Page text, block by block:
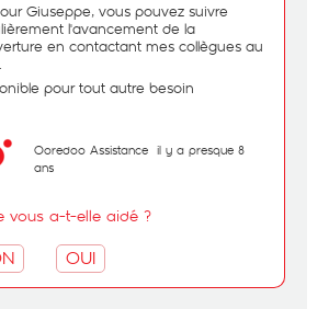
Giuseppe, vous pouvez suivre
l'avancement de la
en contactant mes collègues au
pour tout autre besoin
Ooredoo Assistance il y a presque 8
ans
vous a-t-elle aidé ?
OUI